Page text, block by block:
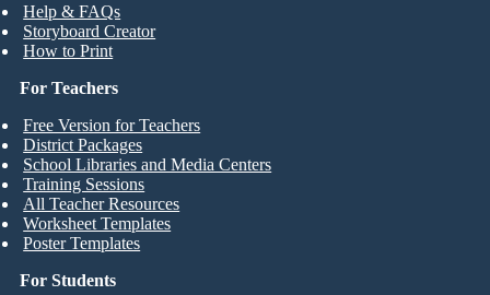
Help & FAQs
Storyboard Creator
How to Print
For Students
For Teachers
Free Version for Teachers
District Packages
School Libraries and Media Centers
Training Sessions
All Teacher Resources
Worksheet Templates
Poster Templates